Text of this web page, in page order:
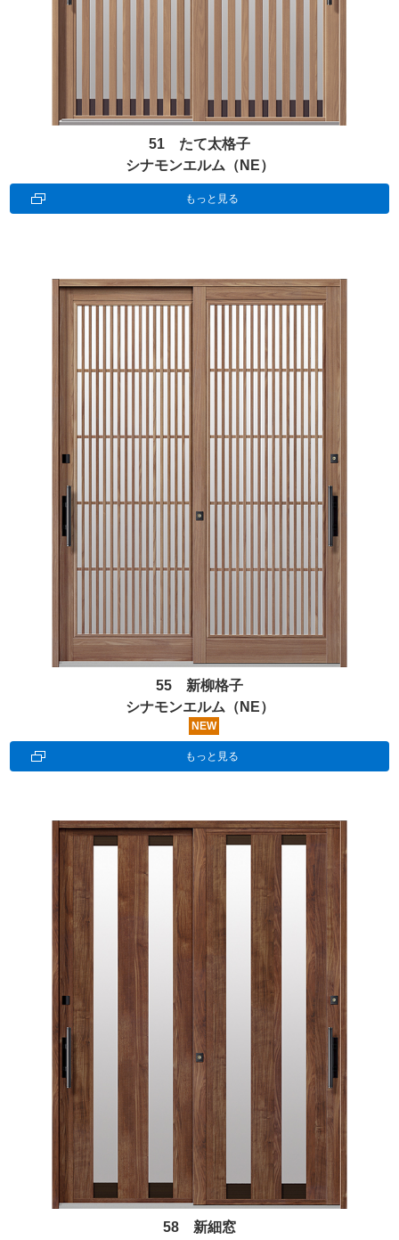
51 たて太格子
シナモンエルム（NE）
もっと見る
55 新柳格子
シナモンエルム（NE）
NEW
もっと見る
58 新細窓